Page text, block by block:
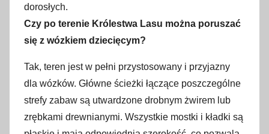
dorosłych.
Czy po terenie Królestwa Lasu można poruszać
się z wózkiem dziecięcym?
Tak, teren jest w pełni przystosowany i przyjazny
dla wózków. Główne ścieżki łączące poszczególne
strefy zabaw są utwardzone drobnym żwirem lub
zrębkami drewnianymi. Wszystkie mostki i kładki są